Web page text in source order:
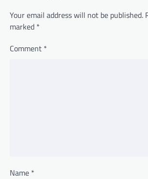
Your email address will not be published.
marked *
Comment *
Name *